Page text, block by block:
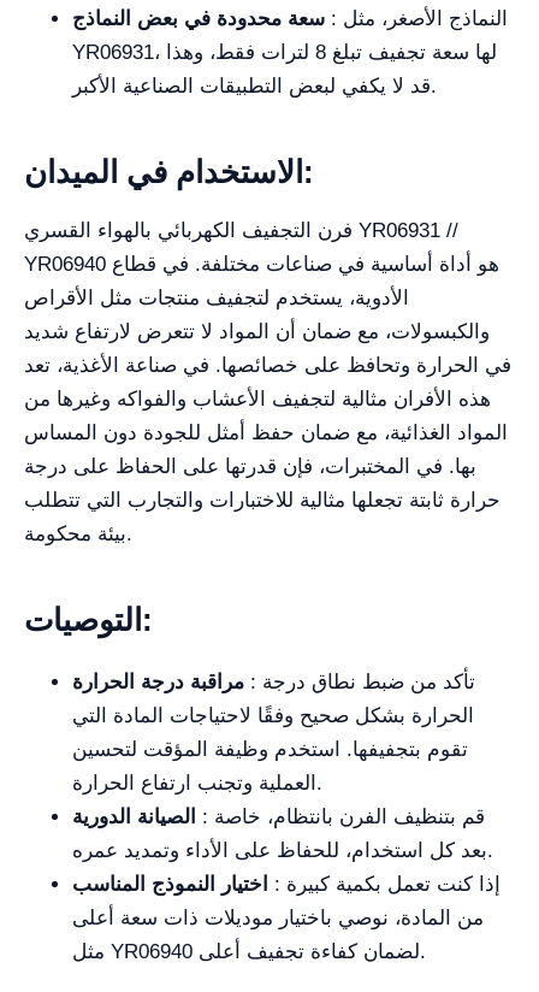
سعة محدودة في بعض النماذج : النماذج الأصغر، مثل
YR06931، لها سعة تجفيف تبلغ 8 لترات فقط، وهذا
قد لا يكفي لبعض التطبيقات الصناعية الأكبر.
الاستخدام في الميدان:
فرن التجفيف الكهربائي بالهواء القسري YR06931 //
YR06940 هو أداة أساسية في صناعات مختلفة. في قطاع
الأدوية، يستخدم لتجفيف منتجات مثل الأقراص
والكبسولات، مع ضمان أن المواد لا تتعرض لارتفاع شديد
في الحرارة وتحافظ على خصائصها. في صناعة الأغذية، تعد
هذه الأفران مثالية لتجفيف الأعشاب والفواكه وغيرها من
المواد الغذائية، مع ضمان حفظ أمثل للجودة دون المساس
بها. في المختبرات، فإن قدرتها على الحفاظ على درجة
حرارة ثابتة تجعلها مثالية للاختبارات والتجارب التي تتطلب
بيئة محكومة.
التوصيات:
مراقبة درجة الحرارة : تأكد من ضبط نطاق درجة
الحرارة بشكل صحيح وفقًا لاحتياجات المادة التي
تقوم بتجفيفها. استخدم وظيفة المؤقت لتحسين
العملية وتجنب ارتفاع الحرارة.
الصيانة الدورية : قم بتنظيف الفرن بانتظام، خاصة
بعد كل استخدام، للحفاظ على الأداء وتمديد عمره.
اختيار النموذج المناسب
: إذا كنت تعمل بكمية كبيرة
من المادة، نوصي باختيار موديلات ذات سعة أعلى
مثل YR06940 لضمان كفاءة تجفيف أعلى.